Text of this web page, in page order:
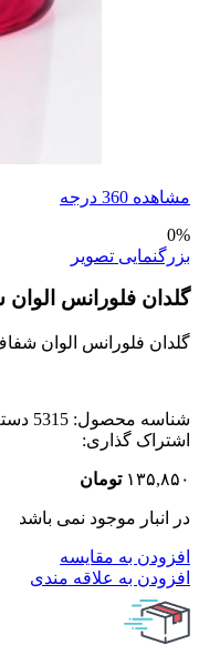
مشاهده 360 درجه
0%
بزرگنمایی تصویر
گلدان فلورانس
گلدان فلورانس الوان
شناسه محصول: 5315
اشتراک گذاری:
۱۳۵,۸۵۰ تومان
در انبار موجود نمی باشد
افزودن به مقایسه
افزودن به علاقه مندی